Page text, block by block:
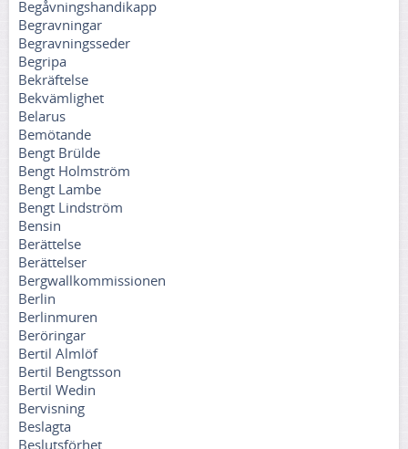
Begåvningshandikapp
Begravningar
Begravningsseder
Begripa
Bekräftelse
Bekvämlighet
Belarus
Bemötande
Bengt Brülde
Bengt Holmström
Bengt Lambe
Bengt Lindström
Bensin
Berättelse
Berättelser
Bergwallkommissionen
Berlin
Berlinmuren
Beröringar
Bertil Almlöf
Bertil Bengtsson
Bertil Wedin
Bervisning
Beslagta
Beslutsförhet